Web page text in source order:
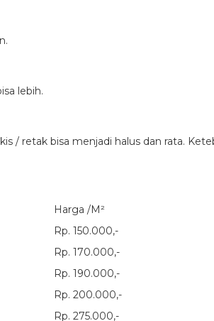
lebih.
/ retak bisa menjadi halus dan rata.
Harga /M²
Rp. 150.000,-
Rp. 170.000,-
Rp. 190.000,-
Rp. 200.000,-
Rp. 275.000,-